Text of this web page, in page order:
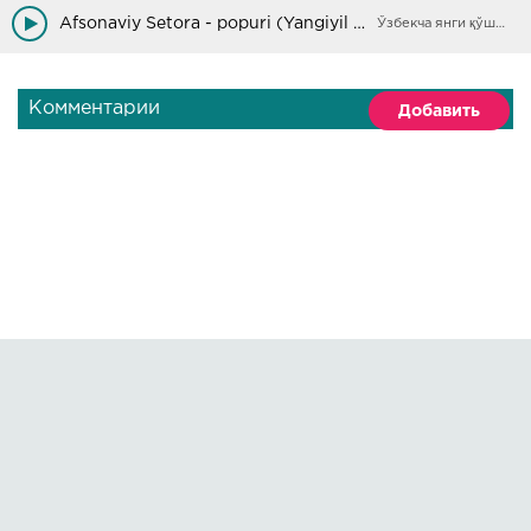
Gulxan yondi men yonmadim
Afsonaviy Setora - popuri (Yangiyil kechasi 2019) Ўзбекча янги қўшиқлар
Комментарии Добавить